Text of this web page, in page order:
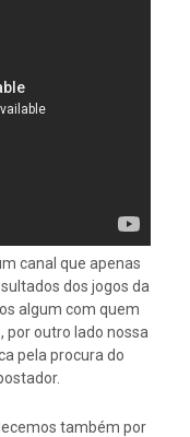
canal que apenas
dos jogos da
algum com quem
por outro lado nossa
pela procura do
também por